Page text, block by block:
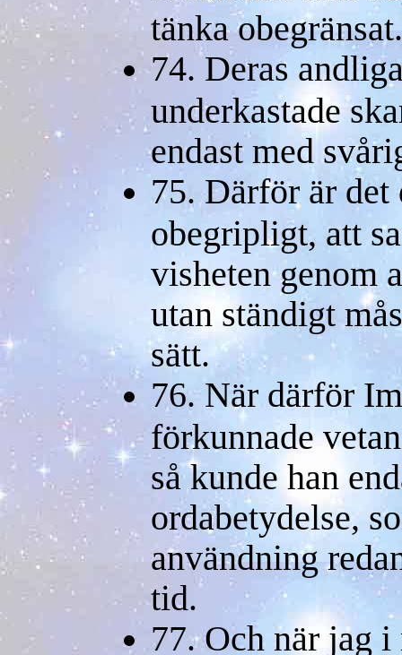
tänka obegränsat.
74. Deras
underkastade
endast med
75. Därför är
obegripligt, att
visheten genom
utan ständigt
sätt.
76. När därför
förkunnade
så kunde han
ordabetydelse,
användning
tid.
77. Och när jag